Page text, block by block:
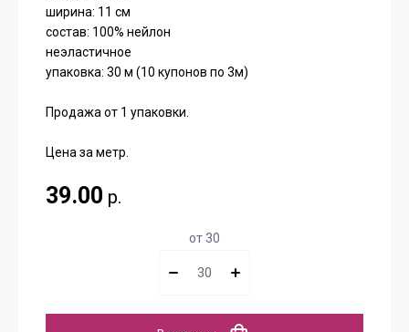
ширина: 11 см
состав: 100% нейлон
неэластичное
упаковка: 30 м (10 купонов по 3м)
Продажа от 1 упаковки.
Цена за метр.
39.00 р.
от 30